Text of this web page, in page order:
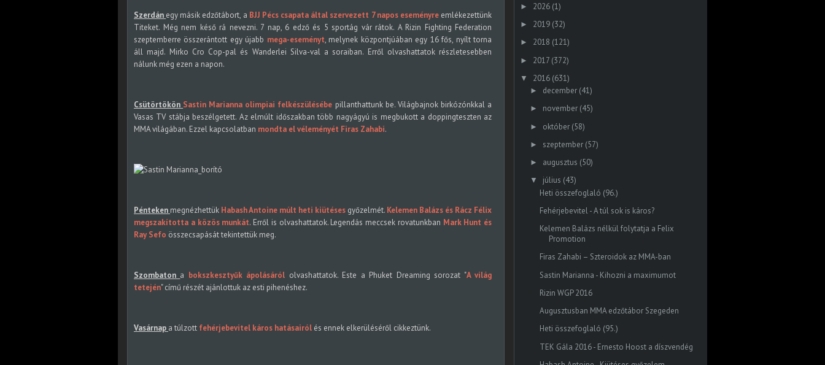
Szerdán egy másik edzőtábort, a BJJ Pécs csapata által szervezett 7 napos eseményre emlékezettünk
Titeket. Még nem késő rá nevezni. 7 nap, 6 edző és 5 sportág vár rátok. A Rizin Fighting Federation
szeptemberre összerántott egy újabb mega-eseményt, melynek központjúában egy 16 fős, nyílt torna
áll majd. Mirko Cro Cop-pal és Wanderlei Silva-val a soraiban. Erről olvashattatok részletesebben
nálunk még ezen a napon.
Csütörtökön Sastin Marianna olimpiai felkészülésébe pillanthattunk be. Világbajnok birkózónkkal a
Vasas TV stábja beszélgetett. Az elmúlt időszakban több nagyágyú is megbukott a doppingteszten az
MMA világában. Ezzel kapcsolatban mondta el véleményét Firas Zahabi.
Pénteken megnézhettük Habash Antoine múlt heti kiütéses győzelmét. Kelemen Balázs és Rácz Félix
megszakította a közös munkát. Erről is olvashattatok. Legendás meccsek rovatunkban Mark Hunt és
Ray Sefo összecsapását tekintettük meg.
Szombaton a bokszkesztyűk ápolásáról olvashattatok. Este a Phuket Dreaming sorozat "A világ
tetején" című részét ajánlottuk az esti pihenéshez.
Vasárnap a túlzott fehérjebevitel káros hatásairól és ennek elkerüléséről cikkeztünk.
► 2026 (1)
► 2019 (32)
► 2018 (121)
► 2017 (372)
▼ 2016 (631)
► december (41)
► november (45)
► október (58)
► szeptember (57)
► augusztus (50)
▼ július (43)
Heti összefoglaló (96.)
Fehérjebevitel - A túl sok is káros?
Kelemen Balázs nélkül folytatja a Felix
Promotion
Firas Zahabi – Szteroidok az MMA-ban
Sastin Marianna - Kihozni a maximumot
Rizin WGP 2016
Augusztusban MMA edzőtábor Szegeden
Heti összefoglaló (95.)
TEK Gála 2016 - Ernesto Hoost a díszvendég